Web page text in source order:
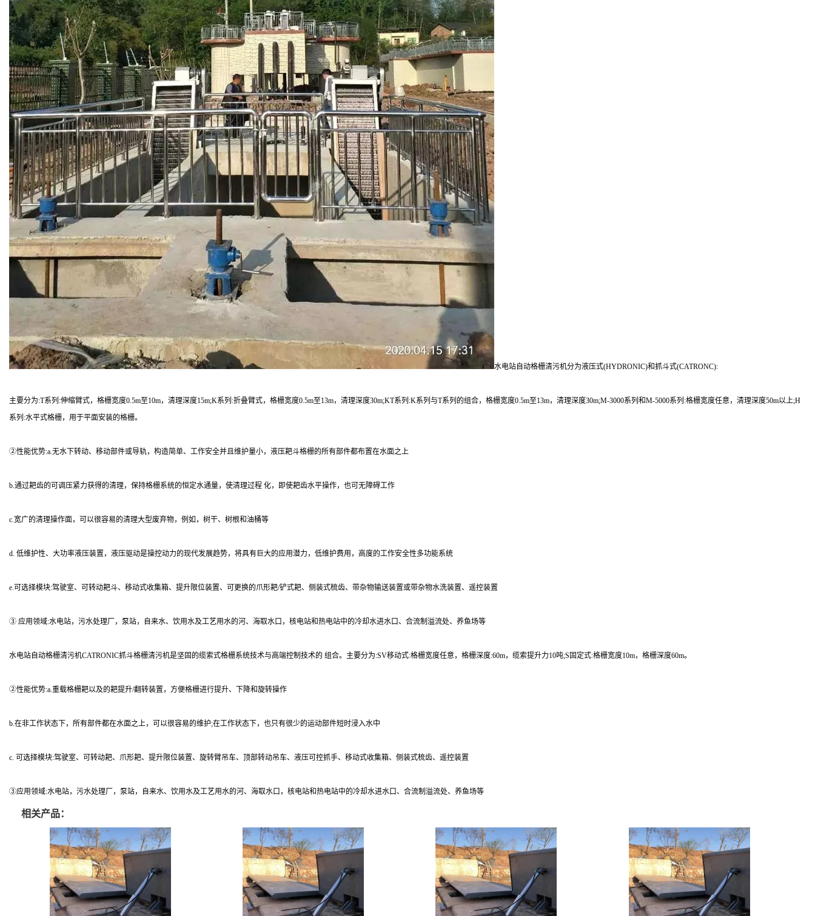
水电站自动格栅清污机分为液压式(HYDRONIC)和抓斗式(CATRONC):
主要分为:T系列:伸缩臂式，格栅宽度0.5m至10m，清理深度15m;K系列:折叠臂式，格栅宽度0.5m至13m，清理深度30m;KT系列:K系列与T系列的组合，格栅宽度0.5m至13m，清理深度30m;M-3000系列和M-5000系列:格栅宽度任意，清理深度50m以上;H
系列:水平式格栅，用于平面安装的格栅。
②性能优势:a.无水下转动、移动部件或导轨，构造简单、工作安全并且维护量小，液压耙斗格栅的所有部件都布置在水面之上
b.通过耙齿的可调压紧力获得的清理，保持格栅系统的恒定水通量，使清理过程 化，即使耙齿水平操作，也可无障碍工作
c.宽广的清理操作面，可以很容易的清理大型废弃物，例如，树干、树根和油桶等
d. 低维护性、大功率液压装置，液压驱动是操控动力的现代发展趋势，将具有巨大的应用潜力，低维护费用，高度的工作安全性多功能系统
e.可选择模块:驾驶室、可转动耙斗、移动式收集箱、提升限位装置、可更换的爪形耙/铲式耙、侧装式梳齿、带杂物输送装置或带杂物水洗装置、遥控装置
③ 应用领域:水电站，污水处理厂，泵站，自来水、饮用水及工艺用水的河、海取水口，核电站和热电站中的冷却水进水口、合流制溢流处、养鱼场等
水电站自动格栅清污机CATRONIC抓斗格栅清污机是坚固的缆索式格栅系统技术与高端控制技术的 组合。主要分为:SV移动式:格栅宽度任意，格栅深度:60m，缆索提升力10吨;S固定式:格栅宽度10m，格栅深度60m。
②性能优势:a.重载格栅耙以及的耙提升/翻转装置，方便格栅进行提升、下降和旋转操作
b.在非工作状态下，所有部件都在水面之上，可以很容易的维护;在工作状态下，也只有很少的运动部件短时浸入水中
c. 可选择模块:驾驶室、可转动耙、爪形耙、提升限位装置、旋转臂吊车、顶部转动吊车、液压可控抓手、移动式收集箱、侧装式梳齿、遥控装置
③应用领域:水电站，污水处理厂，泵站，自来水、饮用水及工艺用水的河、海取水口，核电站和热电站中的冷却水进水口、合流制溢流处、养鱼场等
相关产品：